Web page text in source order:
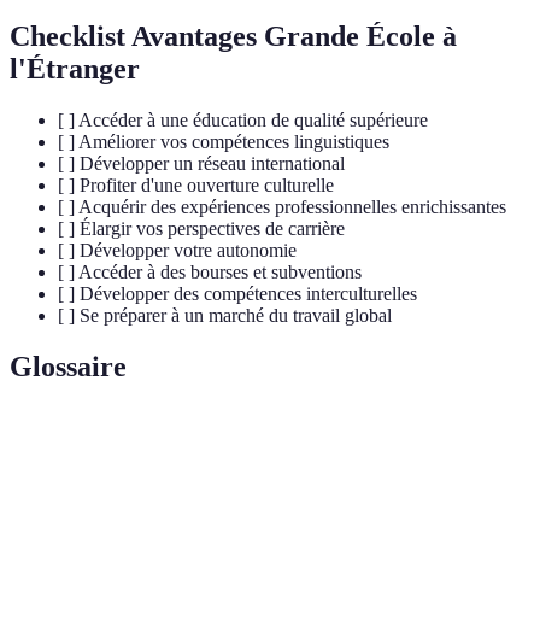
Checklist Avantages Grande École à
l'Étranger
[ ] Accéder à une éducation de qualité supérieure
[ ] Améliorer vos compétences linguistiques
[ ] Développer un réseau international
[ ] Profiter d'une ouverture culturelle
[ ] Acquérir des expériences professionnelles enrichissantes
[ ] Élargir vos perspectives de carrière
[ ] Développer votre autonomie
[ ] Accéder à des bourses et subventions
[ ] Développer des compétences interculturelles
[ ] Se préparer à un marché du travail global
Glossaire